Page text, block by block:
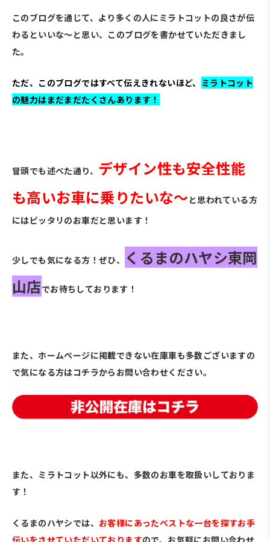
このブログを通じて、より多くの人にミラトコットの良さが伝
わるといいな～と思い、このブログを書かせていただきまし
た。
ただ、このブログではすべて伝えきれないほど、 ミラトコット
の魅力はまだまだたくさんあります！
冒頭でも述べた通り、 デザイン性も安全性能
も高いお車に乗りたいな～ と思われている方
にはピッタリのお車だと思います！
少しでも気になる方！ぜひ、
くるまのハヤシ東岡
山店でお待ちしております！
また、ホームページに掲載できない在庫車も多数ございますの
で気になる方はコチラからお問い合わせください。
また、ミラトコット以外にも、多数のお車を取扱いしておりま
す！
くるまのハヤシでは、 お客様にあったベストな一台を探すお手